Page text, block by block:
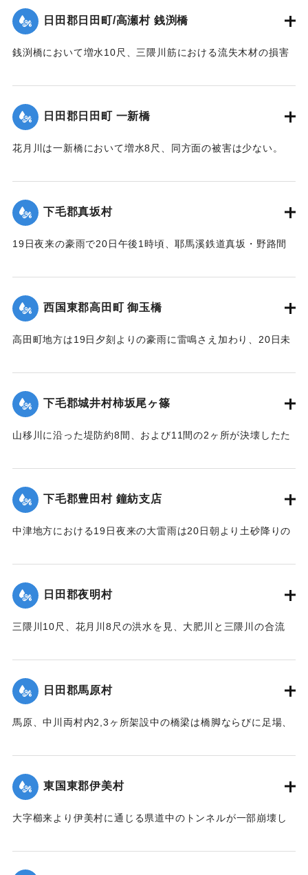
【出典：大分新聞 大正12年6月22日 朝刊7面】
｜固有コード: 00275059
日田郡日田町/高瀬村 銭渕橋
銭渕橋において増水10尺、三隈川筋における流失木材の損害
｜固有コード:
日田郡日田町 一新橋
花月川は一新橋において増水8尺、同方面の被害は少ない。
｜固有コード:00275061
下毛郡真坂村
19日夜来の豪雨で20日午後1時頃、耶馬溪鉄道真坂・野路間
結果、ただちに復旧した。
【出典：大分新聞 大正12年6月22日 朝刊7面】
｜固有コード: 00275062
西国東郡高田町 御玉橋
高田町地方は19日夕刻よりの豪雨に雷鳴さえ加わり、20日未
まずについに桂川は近々30分間くらいの間に、1丈4尺以上の
増水を見るにいたり、橋の架設工事で使用中の機械および小
舟が流失したのをはじめとして沿岸に積載ていた石炭、石
【出典：大分新聞 大正12年6月22日 朝刊7面、6月23日朝刊4
面】
｜固有コード:00275063
下毛郡城井村柿坂尾ヶ篠
山移川に沿った堤防約8間、および11間の2ヶ所が決壊したた
になった。
住民所有の木材、セメント（価格約800円）を流失した。
【出典：大分新聞 大正12年6月22日 朝刊4面、朝刊7面】
下毛郡豊田村 鐘紡支店
中津地方における19日夜来の大雷雨は20日朝より土砂降りの
た。これと同時に中津市外豊田村鐘紡支店付近一帯はほとん
ど泥の海と化し、浸水家屋200戸以上に達し、活動常設賓館付
近数十戸は濁流のため、床下を洗われ刻々危険の状態となっ
防組合はほとんど全部出動して万一を警戒し、非常な混雑を
宵警戒を続けた。21日は朝から小雨模様で一様に愁眉を開い
たが、下毛郡平坦部では大部分田植えしていないため、苗代
の被害はほとんどなかった。
｜固有コード:
日田郡夜明村
三隈川10尺、花月川8尺の洪水を見、大肥川と三隈川の合流
た。
【出典：大分新聞 大正12年6月22日 朝刊7面】
｜固有コード:00275057
日田郡馬原村
馬原、中川両村内2,3ヶ所架設中の橋梁は橋脚ならびに足場、
通が途絶、詳細を知ることができない。
【出典：大分新聞 大正12年6月22日 朝刊7面】
｜固有コード: 00275058
東国東郡伊美村
大字櫛来より伊美村に通じる県道中のトンネルが一部崩壊し